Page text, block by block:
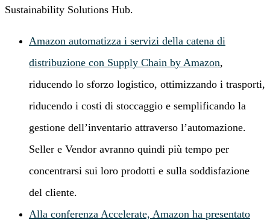
Sustainability Solutions Hub.
Amazon automatizza i servizi della catena di
distribuzione con Supply Chain by Amazon,
riducendo lo sforzo logistico, ottimizzando i trasporti,
riducendo i costi di stoccaggio e semplificando la
gestione dell’inventario attraverso l’automazione.
Seller e Vendor avranno quindi più tempo per
concentrarsi sui loro prodotti e sulla soddisfazione
del cliente.
Alla conferenza Accelerate, Amazon ha presentato